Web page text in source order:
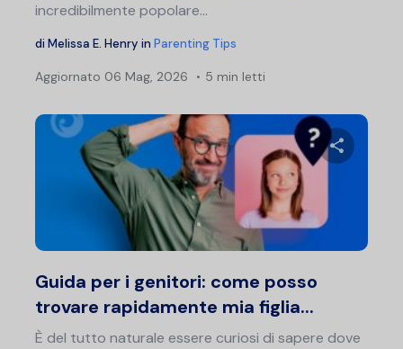
incredibilmente popolare...
di Melissa E. Henry in Parenting Tips
Aggiornato 06 Mag, 2026 5 min letti
Guida per i genitori: come posso
trovare rapidamente mia figlia...
È del tutto naturale essere curiosi di sapere dove